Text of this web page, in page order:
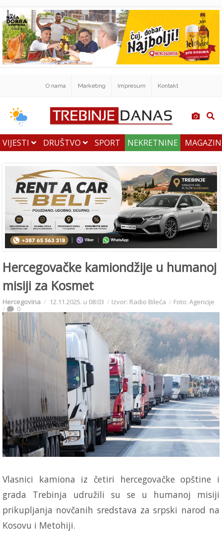
O nama Marketing Impresum Kontakt
VIJESTI DRUŠTVO SPORT NEKRETNINE
Hercegovačke kamiondžije u humanoj
misiji za Kosmet
Hercegovina 12.11.2025. u 08:03 Izvor: Radio Bileća Foto: Agencije
0
Vlasnici kamiona iz četiri hercegovačke opštine i
grada Trebinja udružili su se u humanoj misiji
prikupljanja novčanih sredstava za srpski narod na
Kosovu i Metohiji.